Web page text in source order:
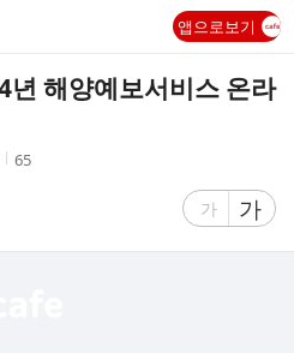
앱으로보기
해양예보서비스 온라
조
65
글
가
글
자
가